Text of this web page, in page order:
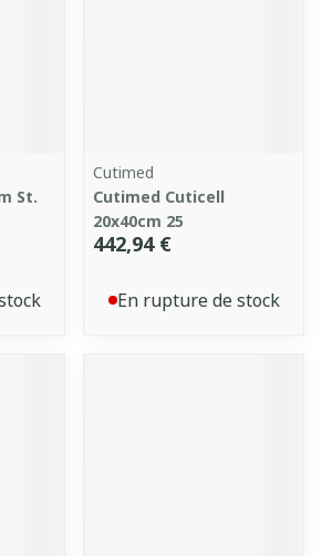
St.
Cutimed
Cutimed Cuticell
20x40cm 25
442,94 €
En rupture de stock